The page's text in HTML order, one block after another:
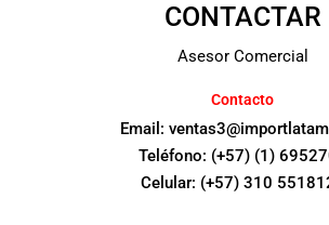
CONTACTAR
Asesor Comercial
Contacto
Email:
Teléfono: (+57) (1)
Celular: (+57) 310